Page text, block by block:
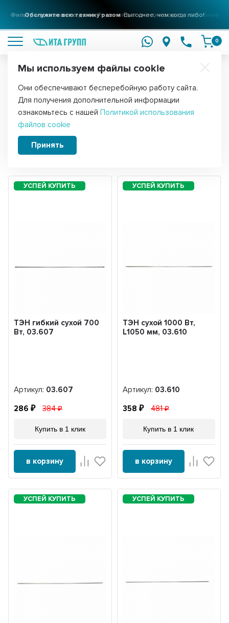
Фильтры для вашего домаРешения для очистки воды подробнее
0
Главная Запчасти для воздушного оборудования
ТЭНы гибкие сухие
Сортировать:
ТЭН гибкий сухой 700
Вт, 03.607
Артикул: 03.607
286 384
Купить в 1 клик
в корзину
ТЭН сухой 1000 Вт,
L1050 мм, 03.610
Артикул: 03.610
358 481
Купить в 1 клик
в корзину
Мы используем файлы cookie
Они обеспечивают бесперебойную работу сайта.
Для получения дополнительной информации
ознакомьтесь с нашей Политикой использования
файлов cookie
Принять